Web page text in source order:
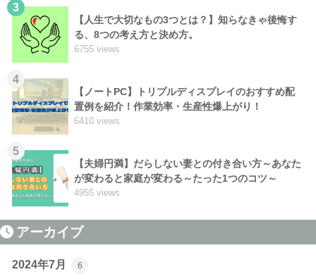
3
【人生で大切なもの3つとは？】知らなきゃ後悔す
る、8つの考え方と決め方。
6755 views
4
【ノートPC】トリプルディスプレイのおすすめ配
置例を紹介！作業効率・生産性爆上がり！
6410 views
5
【夫婦円満】だらしない妻との付き合い方～あなた
が変わると家庭が変わる～たった1つのコツ～
4955 views
アーカイブ
2024年7月 6